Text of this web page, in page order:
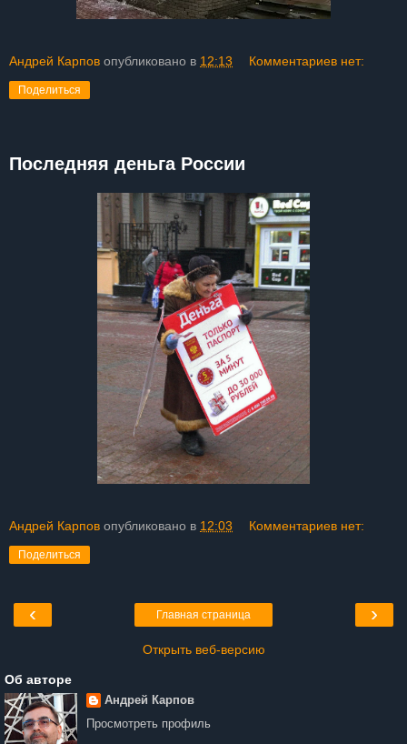
Андрей Карпов опубликовано в 12:13 Комментариев нет:
Поделиться
Последняя деньга России
Андрей Карпов опубликовано в 12:03 Комментариев нет:
Поделиться
‹ ›
Главная страница
Открыть веб-версию
Об авторе
Андрей Карпов
Просмотреть профиль